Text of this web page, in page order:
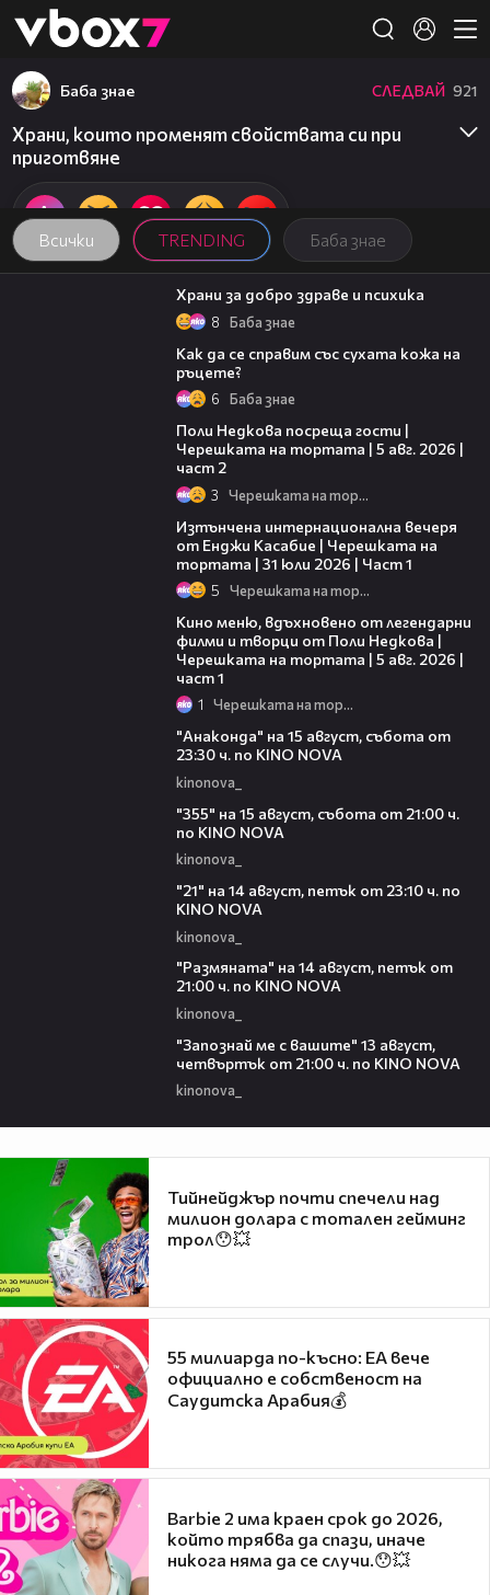
👾
Всички TRENDING Баба знае
Баба знае СЛЕДВАЙ 921
Храни, които променят свойствата си при
приготвяне
01:27
Храни за добро здраве и психика
8 Баба знае
Как да се справим със сухата кожа на
ръцете?
6 Баба знае
Поли Недкова посреща гости |
Черешката на тортата | 5 авг. 2026 |
част 2
3 Черешката на тортата
Изтънчена интернационална вечеря
от Енджи Касабие | Черешката на
тортата | 31 юли 2026 | Част 1
5 Черешката на тортата
Кино меню, вдъхновено от легендарни
филми и творци от Поли Недкова |
Черешката на тортата | 5 авг. 2026 |
част 1
1 Черешката на тортата
"Анаконда" на 15 август, събота от
23:30 ч. по KINO NOVA
kinonova_
"355" на 15 август, събота от 21:00 ч.
по KINO NOVA
kinonova_
"21" на 14 август, петък от 23:10 ч. по
KINO NOVA
kinonova_
"Размянaта" на 14 август, петък от
21:00 ч. по KINO NOVA
kinonova_
"Запознай ме с вашите" 13 август,
четвъртък от 21:00 ч. по KINO NOVA
kinonova_
Тийнейджър почти спечели над
милион долара с тотален гейминг
трол😯💥
55 милиарда по-късно: EA вече
официално е собственост на
Саудитска Арабия💰
Barbie 2 има краен срок до 2026,
който трябва да спази, иначе
никога няма да се случи.😯💥